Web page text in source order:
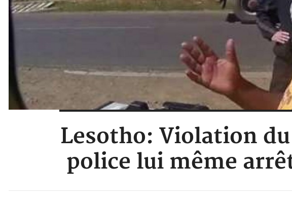
Lesotho: Violation
police lui même